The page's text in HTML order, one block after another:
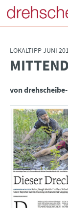
LOKALTIPP JUNI
:
von